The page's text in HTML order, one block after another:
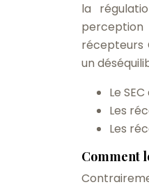
la
perception
récepteurs
un
Le
Les
Les
Comment